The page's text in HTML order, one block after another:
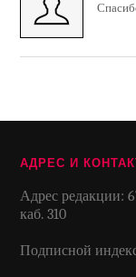
АДРЕС И
Адрес редакции:
каб. 310
Подписной